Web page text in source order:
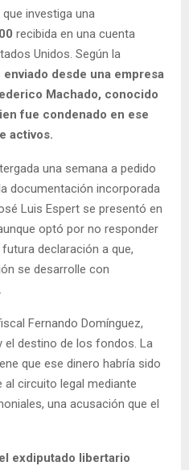
investiga una
recibida en una cuenta
Unidos. Según la
desde una empresa
Machado, conocido
fue condenado en ese
activos.
una semana a pedido
documentación incorporada
Luis Espert se presentó en
optó por no responder
declaración a que,
se desarrolle con
Fernando Domínguez,
el destino de los fondos. La
que ese dinero habría sido
circuito legal mediante
una acusación que el
el exdiputado libertario